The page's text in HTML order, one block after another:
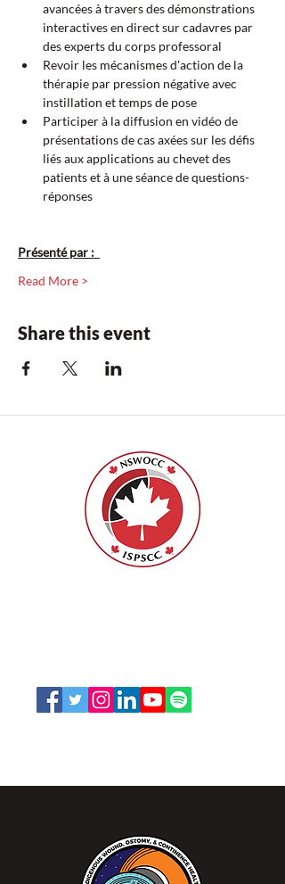
avancées à travers des démonstrations
interactives en direct sur cadavres par
des experts du corps professoral
Revoir les mécanismes d'action de la
thérapie par pression négative avec
instillation et temps de pose
Participer à la diffusion en vidéo de
présentations de cas axées sur les défis
liés aux applications au chevet des
patients et à une séance de questions-
réponses
Présenté par :
Read More >
Share this event